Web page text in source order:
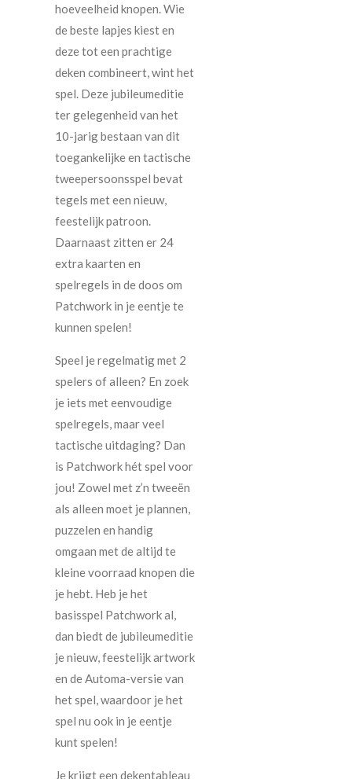
hoeveelheid knopen. Wie
de beste lapjes kiest en
deze tot een prachtige
deken combineert, wint het
spel. Deze jubileumeditie
ter gelegenheid van het
10-jarig bestaan van dit
toegankelijke en tactische
tweepersoonsspel bevat
tegels met een nieuw,
feestelijk patroon.
Daarnaast zitten er 24
extra kaarten en
spelregels in de doos om
Patchwork in je eentje te
kunnen spelen!
Speel je regelmatig met 2
spelers of alleen? En zoek
je iets met eenvoudige
spelregels, maar veel
tactische uitdaging? Dan
is Patchwork hét spel voor
jou! Zowel met z’n tweeën
als alleen moet je plannen,
puzzelen en handig
omgaan met de altijd te
kleine voorraad knopen die
je hebt. Heb je het
basisspel Patchwork al,
dan biedt de jubileumeditie
je nieuw, feestelijk artwork
en de Automa-versie van
het spel, waardoor je het
spel nu ook in je eentje
kunt spelen!
Je krijgt een dekentableau